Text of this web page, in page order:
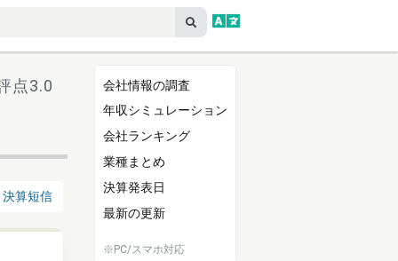
点3.0
決算短信
会社情報の調査
年収シミュレーション
会社ランキング
業種まとめ
決算発表日
最新の更新
※PC/スマホ対応